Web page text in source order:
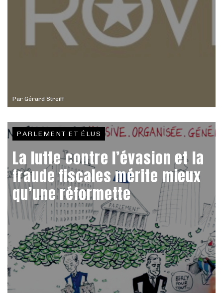
Par Gérard Streiff
PARLEMENT ET ÉLUS
La lutte contre l’évasion et la
fraude fiscales mérite mieux
qu’une réformette